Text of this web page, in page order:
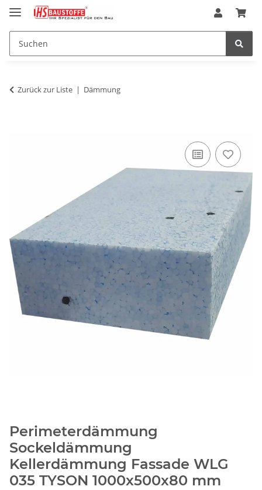
Zurück zur Liste Dämmung
Perimeterdämmung
Sockeldämmung
Kellerdämmung Fassade WLG
035 TYSON 1000x500x80 mm